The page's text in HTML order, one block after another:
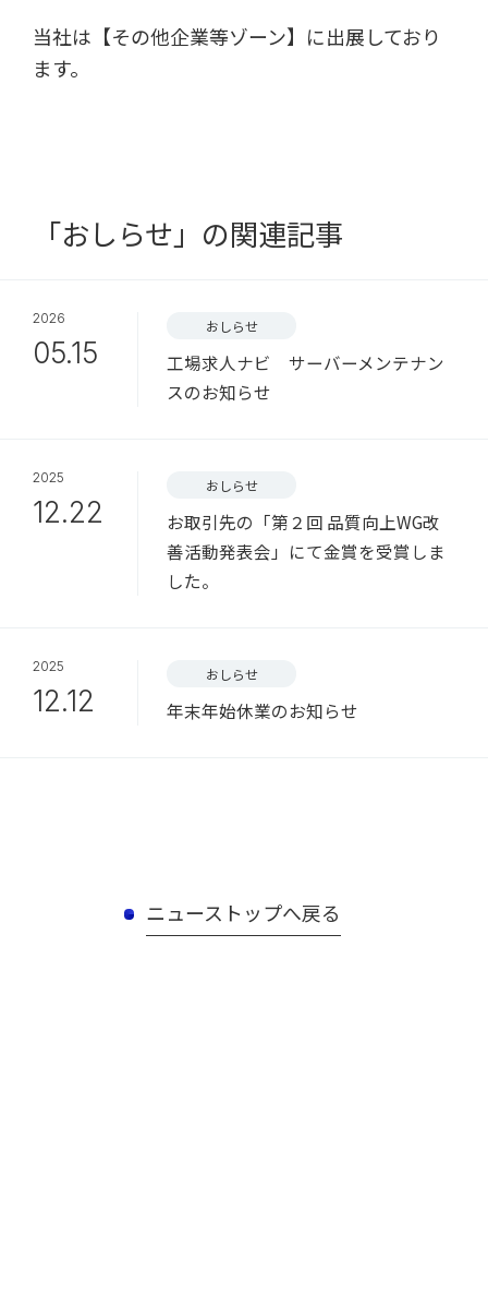
当社は【その他企業等ゾーン】に出展しており
ます。
「おしらせ」の関連記事
2026
05.15
おしらせ
工場求人ナビ サーバーメンテナン
スのお知らせ
2025
12.22
おしらせ
お取引先の「第２回 品質向上WG改
善活動発表会」にて金賞を受賞しま
した。
2025
12.12
おしらせ
年末年始休業のお知らせ
ニューストップへ戻る